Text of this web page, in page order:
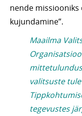
nende missiooniks
kujundamine”.
Maailma
valitsuste
tegevustes